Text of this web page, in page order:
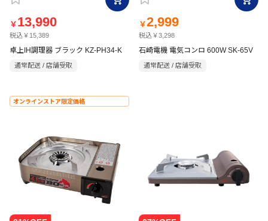
￥ 13,990
税込￥15,389
卓上IH調理器 ブラック KZ-PH34-K
通常配送 / 店舗受取
￥2,999
税込￥3,298
石崎電機 電気コンロ 600W SK-65V
通常配送 / 店舗受取
オンラインストア限定価格